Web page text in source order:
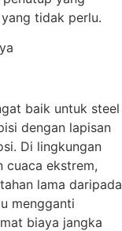
tidak perlu.
baik untuk steel
dengan lapisan
Di lingkungan
cuaca ekstrem,
lama daripada
mengganti
biaya jangka